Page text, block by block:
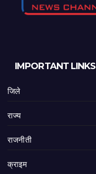
IMPORTANT LINKS
जिले
राज्य
राजनीती
क्राइम